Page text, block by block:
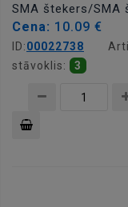
SMA štekers/SMA
Cena: 10.09 €
ID:00022738
stāvoklis:
3